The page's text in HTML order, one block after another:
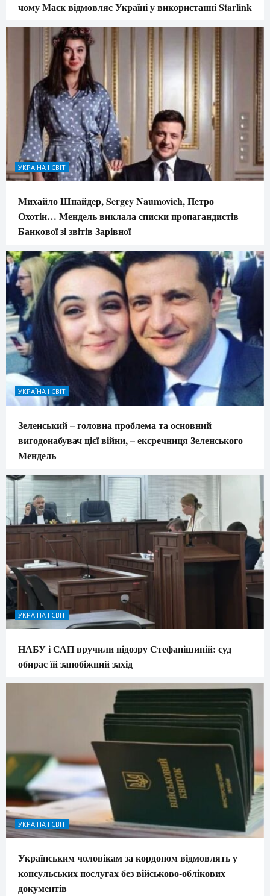
чому Маск відмовляє Україні у використанні Starlink
УКРАЇНА І СВІТ
Михайло Шнайдер, Sergey Naumovich, Петро
Охотін… Мендель виклала списки пропагандистів
Банкової зі звітів Зарівної
УКРАЇНА І СВІТ
Зеленський – головна проблема та основний
вигодонабувач цієї війни, – ексречниця Зеленського
Мендель
УКРАЇНА І СВІТ
НАБУ і САП вручили підозру Стефанішиній: суд
обирає їй запобіжний захід
УКРАЇНА І СВІТ
Українським чоловікам за кордоном відмовлять у
консульських послугах без військово-облікових
документів